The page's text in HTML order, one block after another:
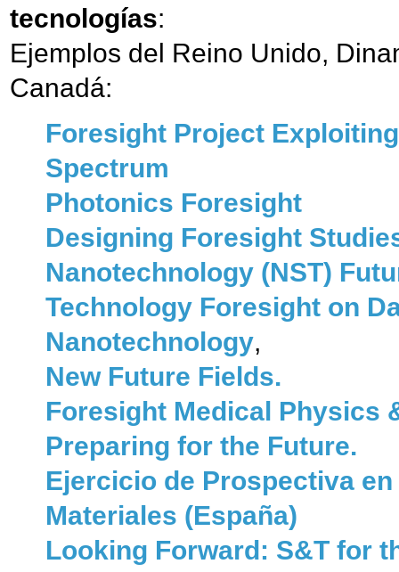
tecnologías:
Ejemplos del Reino Unido,
Canadá:
Foresight Project
Spectrum
Photonics Foresight
Designing Foresight
Nanotechnology (NST)
Technology Foresight on
Nanotechnology,
New Future Fields.
Foresight Medical Physics
Preparing for the Future.
Ejercicio de Prospectiva
Materiales (España)
Looking Forward: S&T for